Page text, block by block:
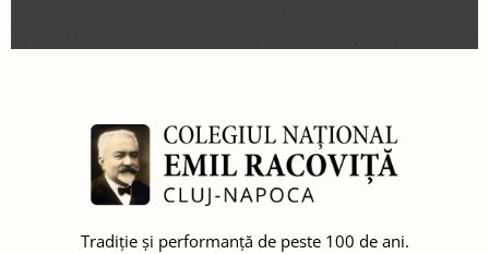
Tradiție și performanță de peste 100 de ani.